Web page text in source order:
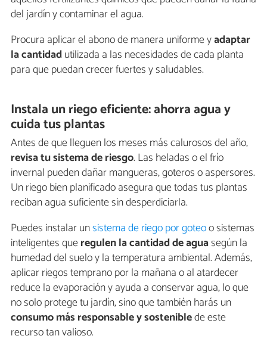
del jardín y contaminar el agua.
Procura aplicar el abono de manera uniforme yadaptar
la cantidadutilizada a las necesidades de cada planta
para que puedan crecer fuertes y saludables.
Instala un riego eficiente: ahorra agua y
cuida tus plantas
Antes de que lleguen los meses más calurosos del año,
revisa tu sistema de riesgo. Las heladas o el frío
invernal pueden dañar mangueras, goteros o aspersores.
Un riego bien planificado asegura que todas tus plantas
reciban agua suficiente sin desperdiciarla.
Puedes instalar unsistema de riego por goteoo sistemas
inteligentes queregulen la cantidad de aguasegún la
humedad del suelo y la temperatura ambiental. Además,
aplicar riegos temprano por la mañana o al atardecer
reduce la evaporación y ayuda a conservar agua, lo que
no solo protege tu jardín, sino que también harás un
consumo más responsable y sosteniblede este
recurso tan valioso.